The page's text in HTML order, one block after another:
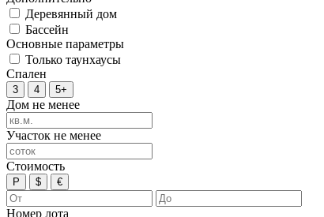
Деревянный дом
Бассейн
Основные параметры
Только таунхаусы
Спален
3 4 5+
Дом не менее
Участок не менее
Стоимость
Р $ €
Номер лота